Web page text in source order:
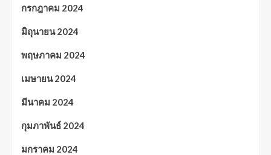
กรกฎาคม 2024
มิถุนายน 2024
พฤษภาคม 2024
เมษายน 2024
มีนาคม 2024
กุมภาพันธ์ 2024
มกราคม 2024